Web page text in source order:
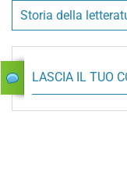
Storia della
LASCIA IL TUO